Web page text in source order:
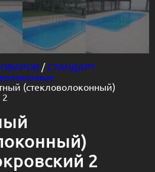
/ СТАНДАРТ
(стекловолоконный)
2